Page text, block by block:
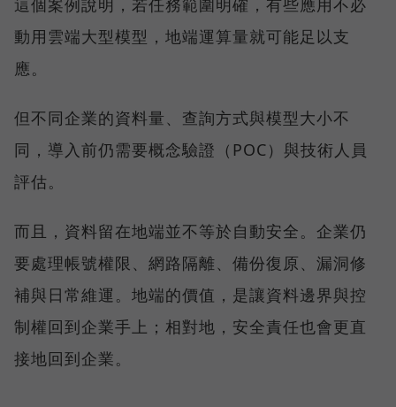
動用雲端大型模型，地端運算量就可能足以支
應。
但不同企業的資料量、查詢方式與模型大小不
同，導入前仍需要概念驗證（POC）與技術人員
評估。
而且，資料留在地端並不等於自動安全。企業仍
要處理帳號權限、網路隔離、備份復原、漏洞修
補與日常維運。地端的價值，是讓資料邊界與控
制權回到企業手上；相對地，安全責任也會更直
接地回到企業。